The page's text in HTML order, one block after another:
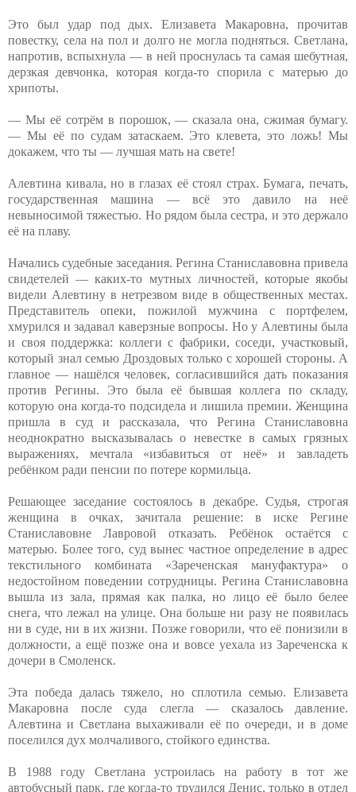
Это был удар под дых. Елизавета Макаровна, прочитав
повестку, села на пол и долго не могла подняться. Светлана,
напротив, вспыхнула — в ней проснулась та самая шебутная,
дерзкая девчонка, которая когда-то спорила с матерью до
хрипоты.
— Мы её сотрём в порошок, — сказала она, сжимая бумагу.
— Мы её по судам затаскаем. Это клевета, это ложь! Мы
докажем, что ты — лучшая мать на свете!
Алевтина кивала, но в глазах её стоял страх. Бумага, печать,
государственная машина — всё это давило на неё
невыносимой тяжестью. Но рядом была сестра, и это держало
её на плаву.
Начались судебные заседания. Регина Станиславовна привела
свидетелей — каких-то мутных личностей, которые якобы
видели Алевтину в нетрезвом виде в общественных местах.
Представитель опеки, пожилой мужчина с портфелем,
хмурился и задавал каверзные вопросы. Но у Алевтины была
и своя поддержка: коллеги с фабрики, соседи, участковый,
который знал семью Дроздовых только с хорошей стороны. А
главное — нашёлся человек, согласившийся дать показания
против Регины. Это была её бывшая коллега по складу,
которую она когда-то подсидела и лишила премии. Женщина
пришла в суд и рассказала, что Регина Станиславовна
неоднократно высказывалась о невестке в самых грязных
выражениях, мечтала «избавиться от неё» и завладеть
ребёнком ради пенсии по потере кормильца.
Решающее заседание состоялось в декабре. Судья, строгая
женщина в очках, зачитала решение: в иске Регине
Станиславовне Лавровой отказать. Ребёнок остаётся с
матерью. Более того, суд вынес частное определение в адрес
текстильного комбината «Зареченская мануфактура» о
недостойном поведении сотрудницы. Регина Станиславовна
вышла из зала, прямая как палка, но лицо её было белее
снега, что лежал на улице. Она больше ни разу не появилась
ни в суде, ни в их жизни. Позже говорили, что её понизили в
должности, а ещё позже она и вовсе уехала из Зареченска к
дочери в Смоленск.
Эта победа далась тяжело, но сплотила семью. Елизавета
Макаровна после суда слегла — сказалось давление.
Алевтина и Светлана выхаживали её по очереди, и в доме
поселился дух молчаливого, стойкого единства.
В 1988 году Светлана устроилась на работу в тот же
автобусный парк, где когда-то трудился Денис, только в отдел